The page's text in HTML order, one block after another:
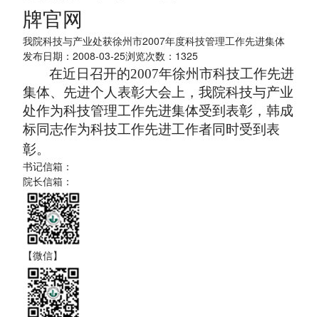
牌官网
我院科技与产业处获徐州市2007年度科技管理工作先进集体
发布日期：2008-03-25浏览次数： 1325
在近日召开的2007年徐州市科技工作先进
集体、先进个人表彰大会上，我院科技与产业
处作为科技管理工作先进集体受到表彰，韩成
标同志作为科技工作先进工作者同时受到表
彰。
书记信箱：
院长信箱：
【微信】